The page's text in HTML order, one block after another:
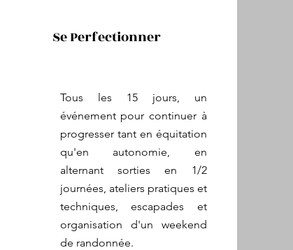
SePerfectionner
Tous les 15 jours, un
événement pour continuer à
progresser tant en équitation
qu'en autonomie, en
alternant sorties en 1/2
journées, ateliers pratiques et
techniques, escapades et
organisation d'un weekend
de randonnée.